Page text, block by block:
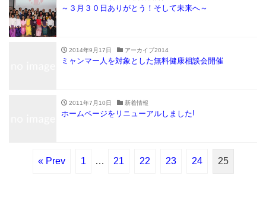
～３月３０日ありがとう！そして未来へ～
2014年9月17日 アーカイブ2014
ミャンマー人を対象とした無料健康相談会開催
2011年7月10日 新着情報
ホームページをリニューアルしました!
« Prev 1 … 21 22 23 24 25